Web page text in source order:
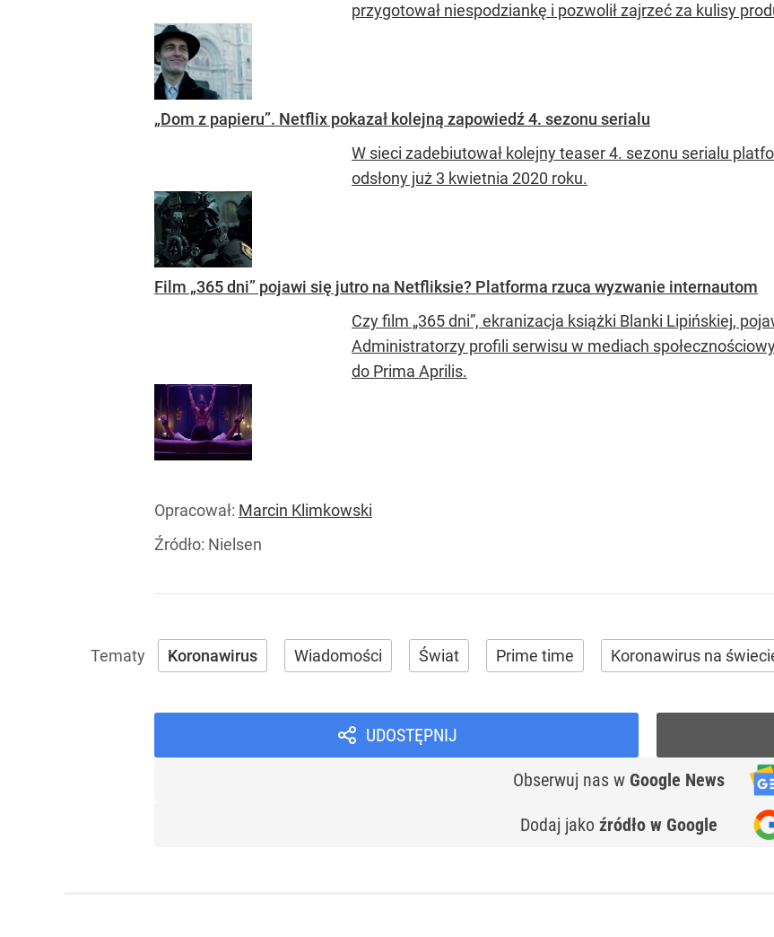
przygotował niespodziankę i pozwolił zajrzeć za kulisy
„Dom z papieru”. Netflix pokazał kolejną zapowiedź 4. sezonu serialu
W sieci zadebiutował kolejny teaser 4. sezonu serialu
odsłony już 3 kwietnia 2020 roku.
Film „365 dni” pojawi się jutro na Netfliksie? Platforma rzuca wyzwanie internautom
Czy film „365 dni”, ekranizacja książki Blanki Lipińskiej,
Administratorzy profili serwisu w mediach
do Prima Aprilis.
Opracował: Marcin Klimkowski
Źródło: Nielsen
Koronawirus Wiadomości Świat Prime time Koronawirus na
UDOSTĘPNIJ
Obserwuj nas w Google News
Dodaj jako źródło w Google